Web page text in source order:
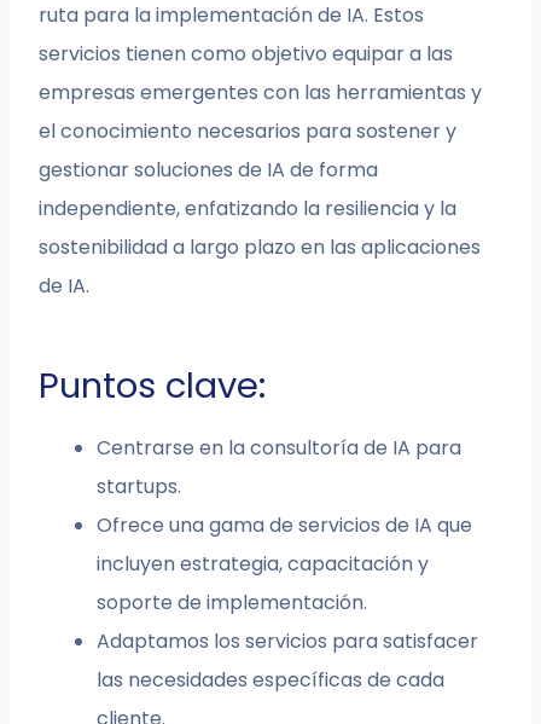
ruta para la implementación de IA. Estos
servicios tienen como objetivo equipar a las
empresas emergentes con las herramientas y
el conocimiento necesarios para sostener y
gestionar soluciones de IA de forma
independiente, enfatizando la resiliencia y la
sostenibilidad a largo plazo en las aplicaciones
de IA.
Puntos clave:
Centrarse en la consultoría de IA para
startups.
Ofrece una gama de servicios de IA que
incluyen estrategia, capacitación y
soporte de implementación.
Adaptamos los servicios para satisfacer
las necesidades específicas de cada